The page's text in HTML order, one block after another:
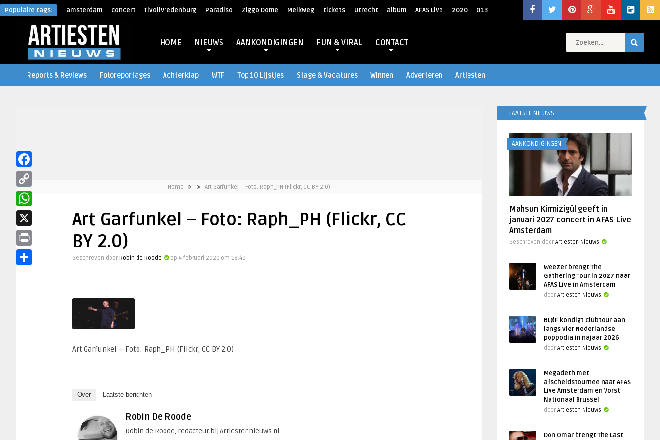
Populaire tags: amsterdam concert TivoliVredenburg Paradiso Ziggo Dome Melkweg tickets Utrecht album AFAS Live 2020 013
HOME NIEUWS AANKONDIGINGEN FUN & VIRAL CONTACT
Reports & Reviews Fotoreportages Achterklap WTF Top 10 Lijstjes Stage & Vacatures Winnen Adverteren Artiesten
Home Art Garfunkel – Foto: Raph_PH (Flickr, CC BY 2.0)
Art Garfunkel – Foto: Raph_PH (Flickr, CC
BY 2.0)
Geschreven door Robin de Roode op 4 februari 2020 om 18:49
Art Garfunkel – Foto: Raph_PH (Flickr, CC BY 2.0)
Over Laatste berichten
Robin De Roode
Robin de Roode, redacteur bij Artiestennieuws.nl
LAATSTE NIEUWS
AANKONDIGINGEN
Mahsun Kirmizigül geeft in
januari 2027 concert in AFAS Live
Amsterdam
Geschreven door Artiesten Nieuws
Weezer brengt The
Gathering Tour in 2027 naar
AFAS Live in Amsterdam
door Artiesten Nieuws
BLØF kondigt clubtour aan
langs vier Nederlandse
poppodia in najaar 2026
door Artiesten Nieuws
Megadeth met
afscheidstournee naar AFAS
Live Amsterdam en Vorst
Nationaal Brussel
door Artiesten Nieuws
Don Omar brengt The Last
Facebook
Copy
Link
WhatsApp
X
Print